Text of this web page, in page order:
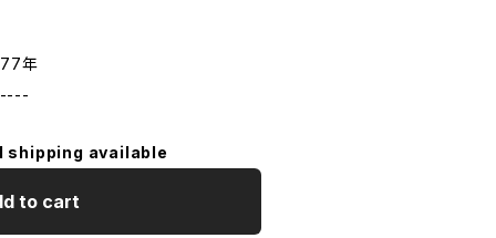
年
shipping available
to cart